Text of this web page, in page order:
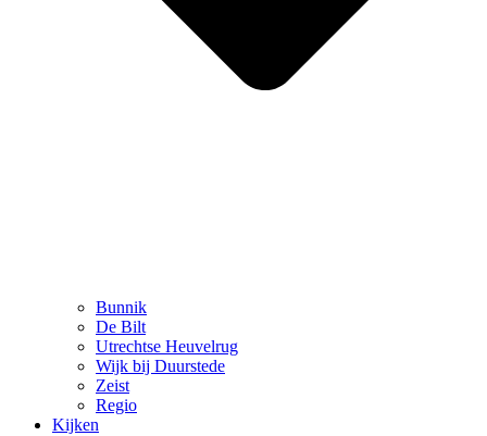
Bunnik
De Bilt
Utrechtse Heuvelrug
Wijk bij Duurstede
Zeist
Regio
Kijken